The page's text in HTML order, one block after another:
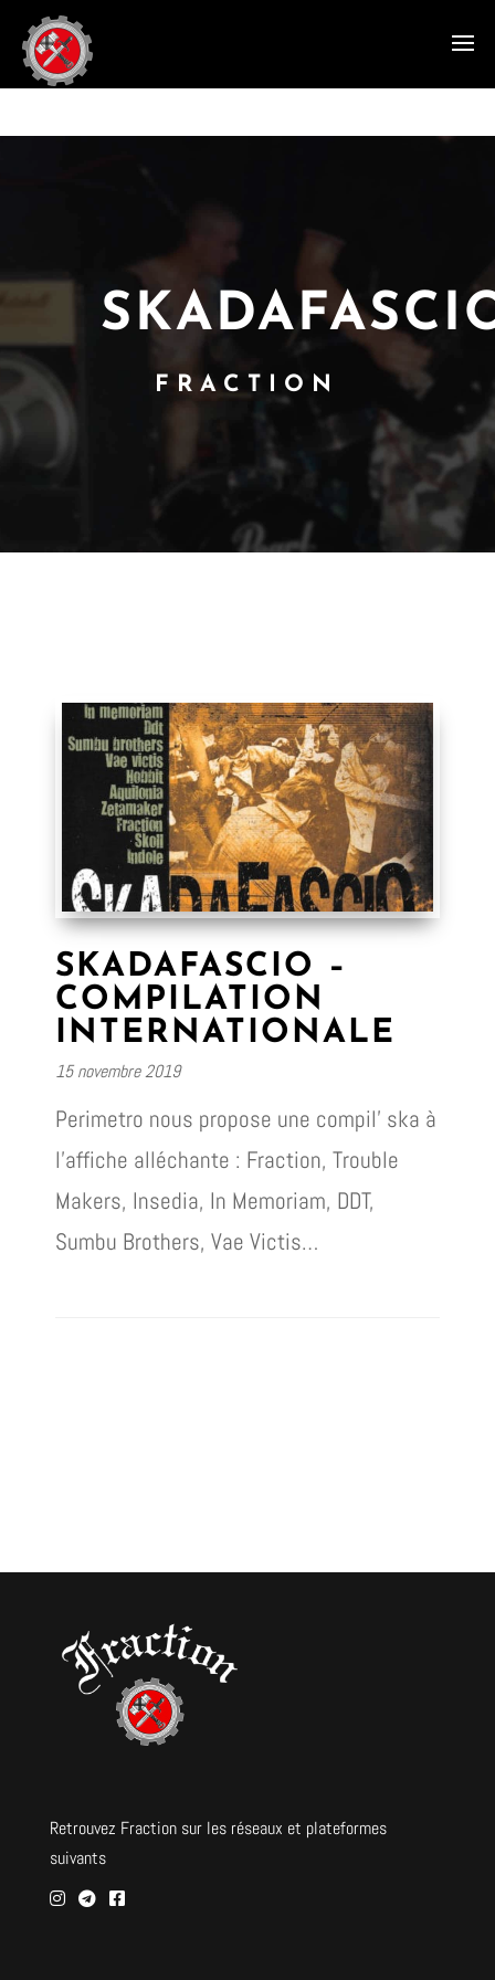
FRACTION
SKADAFASCIO –
COMPILATION
INTERNATIONALE
15 novembre 2019
Perimetro nous propose une compil’ ska à
l’affiche alléchante : Fraction, Trouble
Makers, Insedia, In Memoriam, DDT,
Sumbu Brothers, Vae Victis…
Retrouvez Fraction sur les réseaux et plateformes
suivants